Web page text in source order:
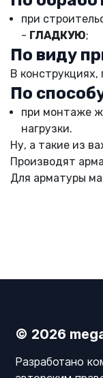
при
- ГЛАДКУЮ;
По виду
В
По
при монтаже
нагрузки.
Ну, а такие из
Производят
Для арматуры
© 2026
Разработано